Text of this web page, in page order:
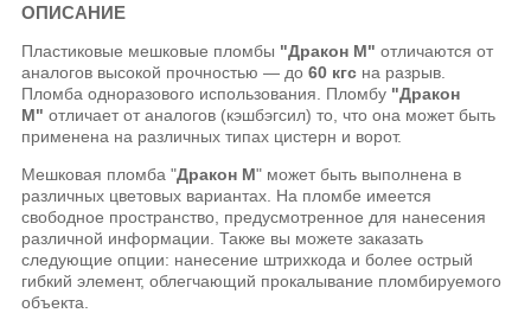
ОПИСАНИЕ
Пластиковые мешковые пломбы "Дракон М" отличаются от
аналогов высокой прочностью — до60 кгс на разрыв.
Пломба одноразового использования. Пломбу "Дракон
М" отличает от аналогов (кэшбэгсил) то, что она может быть
применена на различных типах цистерн и ворот.
Мешковая пломба "Дракон М" может быть выполнена в
различных цветовых вариантах. На пломбе имеется
свободное пространство, предусмотренное для нанесения
различной информации. Также вы можете заказать
следующие опции: нанесение штрихкода и более острый
гибкий элемент, облегчающий прокалывание пломбируемого
объекта.